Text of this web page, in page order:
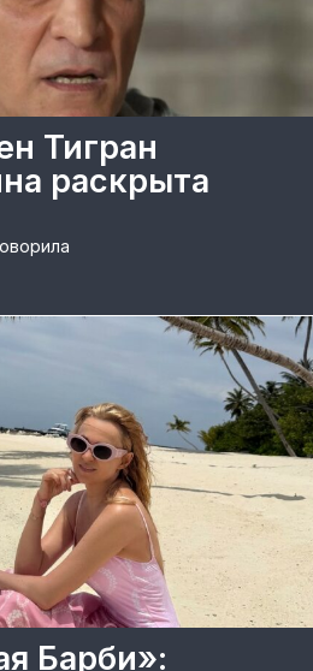
Тигран
раскрыта
Барби»: